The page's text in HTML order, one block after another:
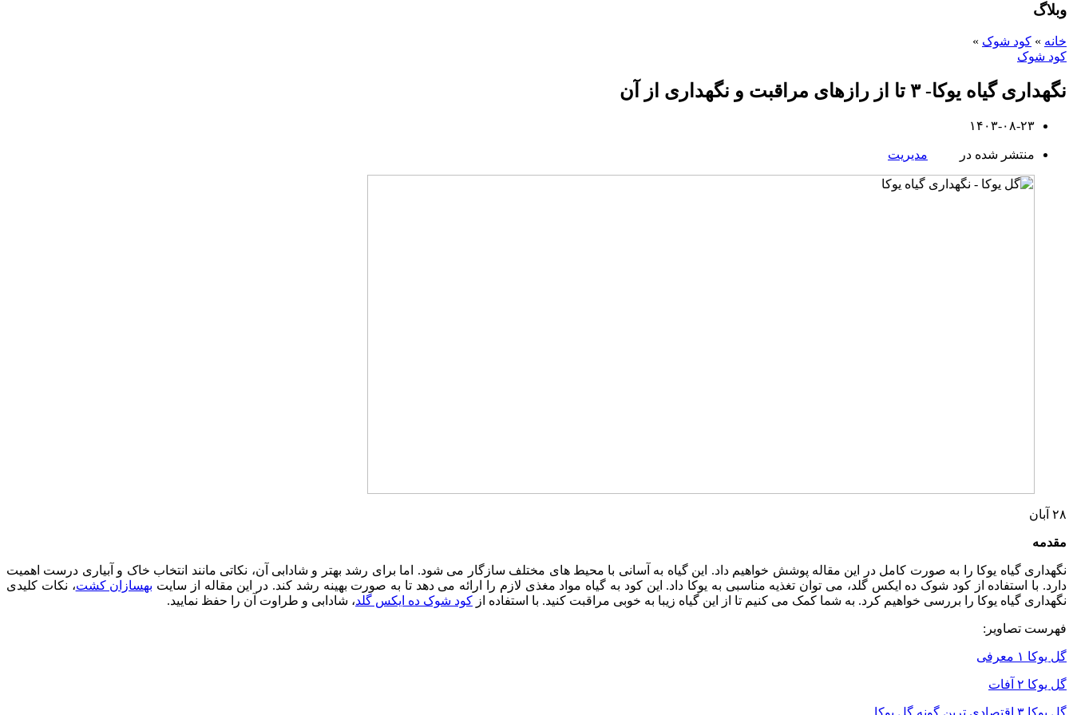
وبلاگ
خانه » کود شوک »
کود شوک
نگهداری گیاه یوکا- ۳ تا از رازهای مراقبت و نگهداری از آن
۱۴۰۳-۰۸-۲۳
منتشر شده در مدیریت
۲۸ آبان
مقدمه
نگهداری گیاه یوکا را به صورت کامل در این مقاله پوشش خواهیم داد. این گیاه به آسانی با محیط‌ های مختلف سازگار می ‌شود. اما برای رشد بهتر و شادابی آن، نکاتی مانند انتخاب خاک و آبیاری درست اهمیت
دارد. با استفاده از کود شوک ده ایکس گلد، می‌ توان تغذیه مناسبی به یوکا داد. این کود به گیاه مواد مغذی لازم را ارائه می‌ دهد تا به صورت بهینه رشد کند. در این مقاله از سایت بهسازان کشت، نکات کلیدی
نگهداری گیاه یوکا را بررسی خواهیم کرد. به شما کمک می ‌کنیم تا از این گیاه زیبا به خوبی مراقبت کنید. با استفاده از کود شوک ده ایکس گلد، شادابی و طراوت آن را حفظ نمایید.
فهرست تصاویر:
گل یوکا ۱ معرفی
گل یوکا ۲ آفات